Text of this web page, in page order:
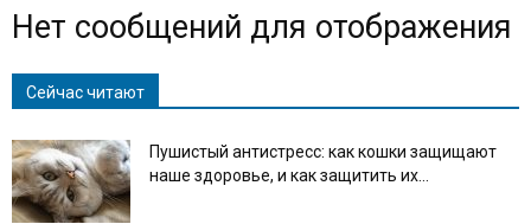
Нет сообщений для отображения
Сейчас читают
Пушистый антистресс: как кошки защищают
наше здоровье, и как защитить их...